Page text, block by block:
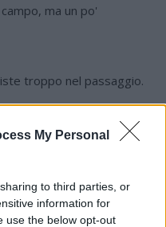
My Personal
to third parties, or
information for
use the below opt-out
ma un po'
troppo nel passaggio.
nel finale. 6)
esce per infortunio. 6.5